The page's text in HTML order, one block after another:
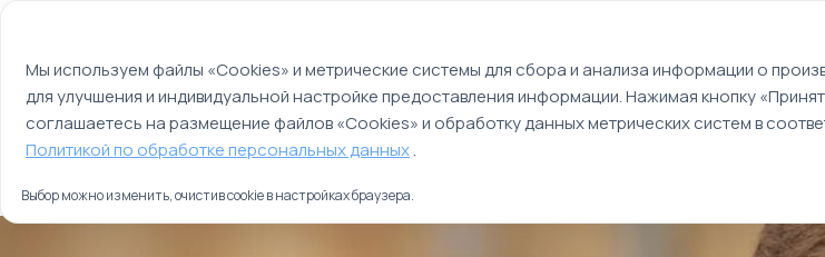
Страны Россия Туры Круизы Идеи
Главная
Летняя программа в Institut auf dem Rosenberg Arosa
Мы используем файлы «Cookies» и метрические системы для сбора и анализа информации о
для улучшения и индивидуальной настройке предоставления информации. Нажимая кнопку
соглашаетесь на размещение файлов «Cookies» и обработку данных метрических систем в
Политикой по обработке персональных данных.
Выбор можно изменить, очистив cookie в настройках браузера.